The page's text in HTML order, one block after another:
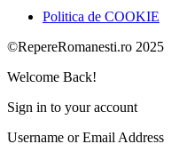
Politica de COOKIE
©RepereRomanesti.ro 2025
Welcome Back!
Sign in to your account
Username or Email Address